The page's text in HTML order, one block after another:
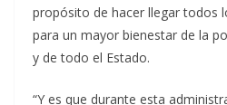
propósito de hacer llegar todos
para un mayor bienestar de la
y de todo el Estado.
“Y es que durante esta